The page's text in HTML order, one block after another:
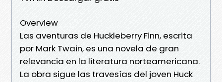
Overview
Las aventuras de Huckleberry Finn, escrita
por Mark Twain, es una novela de gran
relevancia en la literatura norteamericana.
La obra sigue las travesías del joven Huck